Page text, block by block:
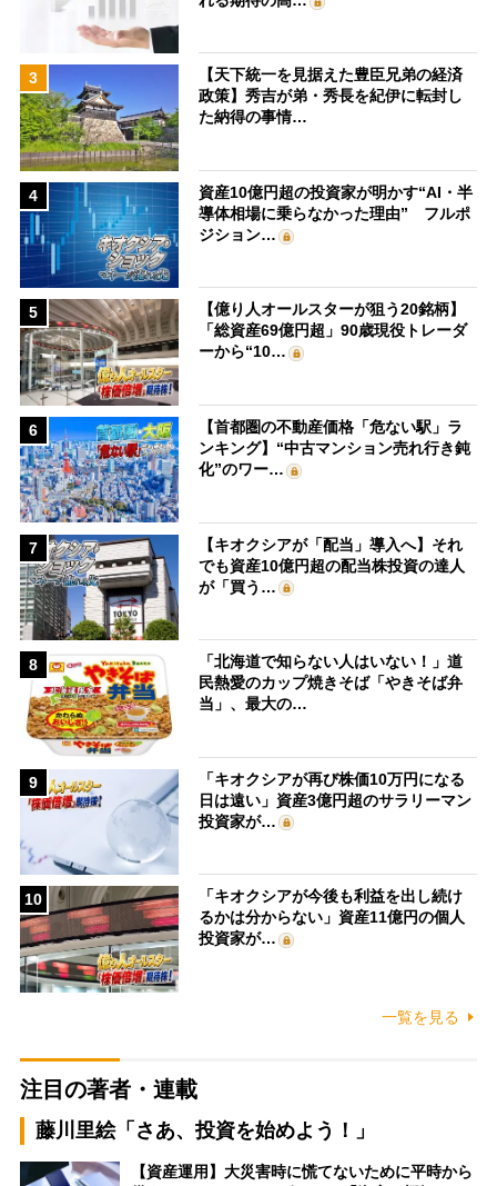
3
【天下統一を見据えた豊臣兄弟の経済
政策】秀吉が弟・秀長を紀伊に転封し
た納得の事情…
4
資産10億円超の投資家が明かす“AI・半
導体相場に乗らなかった理由” フルポ
ジション…
5
【億り人オールスターが狙う20銘柄】
「総資産69億円超」90歳現役トレーダ
ーから“10…
6
【首都圏の不動産価格「危ない駅」ラ
ンキング】“中古マンション売れ行き鈍
化”のワー…
7
【キオクシアが「配当」導入へ】それ
でも資産10億円超の配当株投資の達人
が「買う…
8
「北海道で知らない人はいない！」道
民熱愛のカップ焼きそば「やきそば弁
当」、最大の…
9
「キオクシアが再び株価10万円になる
日は遠い」資産3億円超のサラリーマン
投資家が…
10
「キオクシアが今後も利益を出し続け
るかは分からない」資産11億円の個人
投資家が…
一覧を見る
注目の著者・連載
藤川里絵「さあ、投資を始めよう！」
【資産運用】大災害時に慌てないために平時から